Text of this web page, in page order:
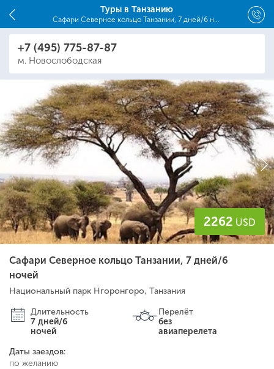
Туры в Танзанию
Сафари Северное кольцо Танзании, 7 дней/6 ночей
+7 (495) 775-87-87
м. Новослободская
2262 USD
Сафари Северное кольцо Танзании, 7 дней/6
ночей
Национальный парк Нгоронгоро, Танзания
Длительность
7 дней/6
ночей
Перелёт
без
авиаперелета
Даты заездов:
по желанию
Людмила
info@flyexpress.ru